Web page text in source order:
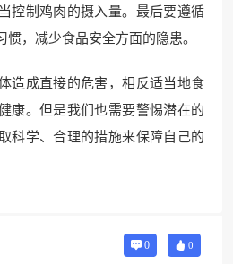
控制鸡肉的摄入量。最后要遵循
，减少食品安全方面的隐患。
造成直接的危害，相反适当地食
康。但是我们也需要警惕潜在的
科学、合理的措施来保障自己的
0 0